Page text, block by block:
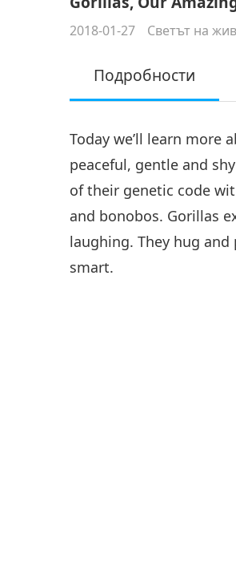
2018-01-27 Светът на
Подробности
Today we’ll learn more
peaceful, gentle and
of their genetic code
and bonobos. Gorillas
laughing. They hug
smart.